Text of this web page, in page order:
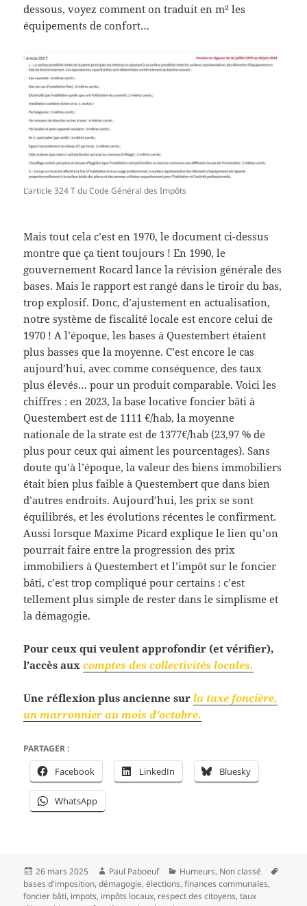
dessous, voyez comment on traduit en m² les
équipements de confort…
L’article 324 T du Code Général des Impôts
Mais tout cela c’est en 1970, le document ci-dessus
montre que ça tient toujours ! En 1990, le
gouvernement Rocard lance la révision générale des
bases. Mais le rapport est rangé dans le tiroir du bas,
trop explosif. Donc, d’ajustement en actualisation,
notre système de fiscalité locale est encore celui de
1970 ! A l’époque, les bases à Questembert étaient
plus basses que la moyenne. C’est encore le cas
aujourd’hui, avec comme conséquence, des taux
plus élevés… pour un produit comparable. Voici les
chiffres : en 2023, la base locative foncier bâti à
Questembert est de 1111 €/hab, la moyenne
nationale de la strate est de 1377€/hab (23,97 % de
plus pour ceux qui aiment les pourcentages). Sans
doute qu’à l’époque, la valeur des biens immobiliers
était bien plus faible à Questembert que dans bien
d’autres endroits. Aujourd’hui, les prix se sont
équilibrés, et les évolutions récentes le confirment.
Aussi lorsque Maxime Picard explique le lien qu’on
pourrait faire entre la progression des prix
immobiliers à Questembert et l’impôt sur le foncier
bâti, c’est trop compliqué pour certains : c’est
tellement plus simple de rester dans le simplisme et
la démagogie.
Pour ceux qui veulent approfondir (et vérifier),
l’accès aux comptes des collectivités locales.
Une réflexion plus ancienne sur la taxe foncière,
un marronnier au mois d’octobre.
PARTAGER :
Facebook LinkedIn Bluesky
WhatsApp
Publié
le
26 mars 2025 Auteur
Paul Paboeuf Catégories
Humeurs, Non classé
bases d'imposition,démagogie,élections,finances communales,
foncier bâti, impots, impôts locaux, respect des citoyens,taux